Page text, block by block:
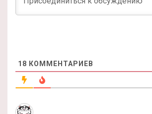
18 КОММЕНТАРИЕВ